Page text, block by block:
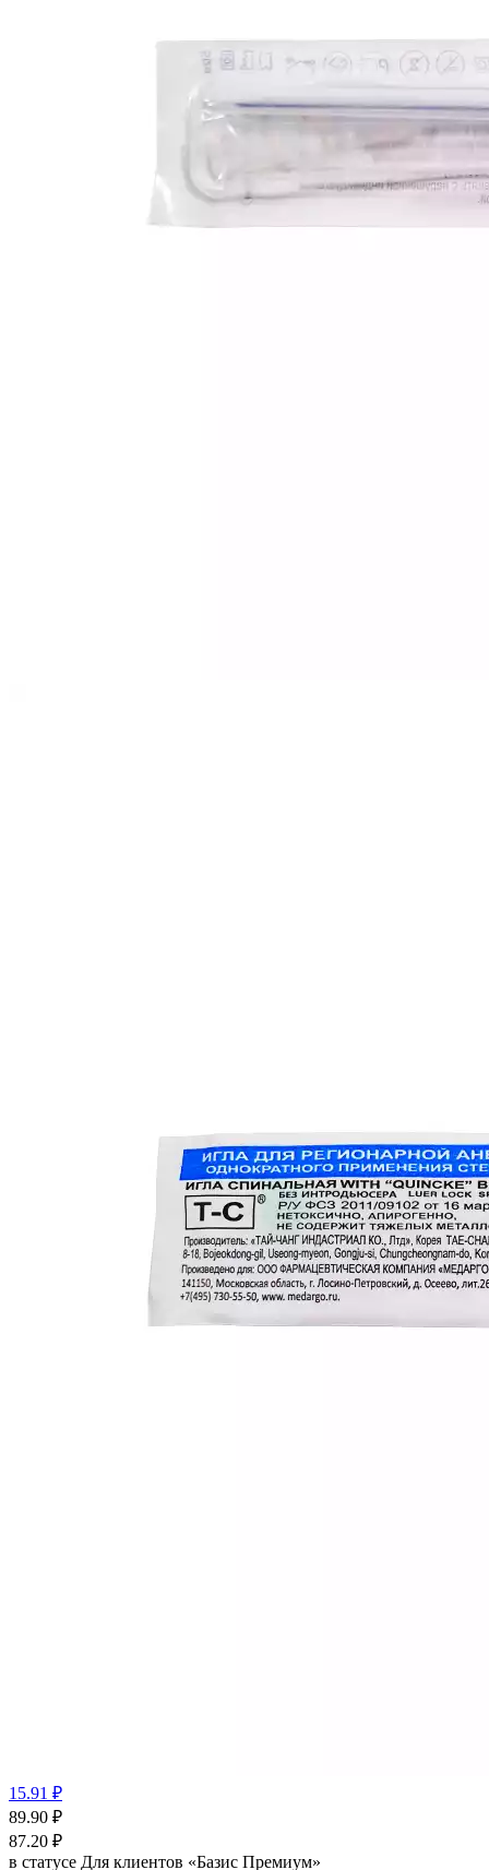
15.91 ₽
89.90 ₽
87.20 ₽
в статусе Для клиентов «Базис Премиум»